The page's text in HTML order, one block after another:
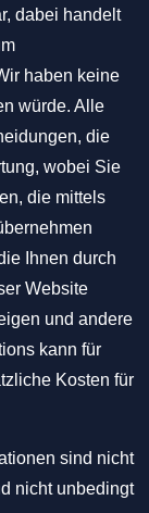
dabei handelt
haben keine
würde. Alle
die
wobei Sie
die mittels
Ihnen durch
Website
und andere
kann für
Kosten für
sind nicht
nicht unbedingt